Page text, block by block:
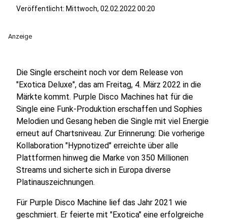
Veröffentlicht: Mittwoch, 02.02.2022 00:20
Anzeige
Die Single erscheint noch vor dem Release von
"Exotica Deluxe", das am Freitag, 4. März 2022 in die
Märkte kommt. Purple Disco Machines hat für die
Single eine Funk-Produktion erschaffen und Sophies
Melodien und Gesang heben die Single mit viel Energie
erneut auf Chartsniveau. Zur Erinnerung: Die vorherige
Kollaboration "Hypnotized" erreichte über alle
Plattformen hinweg die Marke von 350 Millionen
Streams und sicherte sich in Europa diverse
Platinauszeichnungen.
Für Purple Disco Machine lief das Jahr 2021 wie
geschmiert. Er feierte mit "Exotica" eine erfolgreiche